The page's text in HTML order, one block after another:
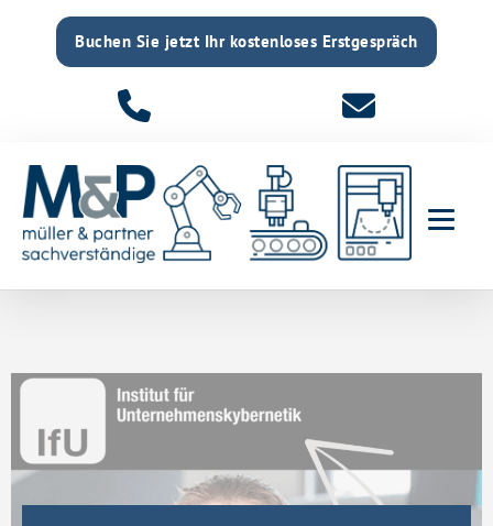
Buchen Sie jetzt Ihr kostenloses Erstgespräch